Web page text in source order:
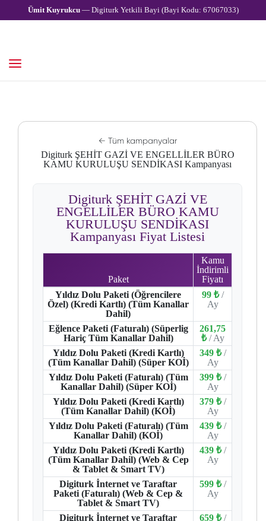
Ümit Kuyrukcu— Digiturk Yetkili Bayi (Bayi Kodu: 67067033)
← Tüm kampanyalar
Digiturk ŞEHİT GAZİ VE ENGELLİLER BÜRO
KAMU KURULUŞU SENDİKASI Kampanyası
Digiturk ŞEHİT GAZİ VE
ENGELLİLER BÜRO KAMU
KURULUŞU SENDİKASI
Kampanyası Fiyat Listesi
Paket
Kamu
İndirimli
Fiyatı
Yıldız Dolu Paketi (Öğrencilere
Özel) (Kredi Kartlı) (Tüm Kanallar
Dahil)
99 ₺ /
Ay
Eğlence Paketi (Faturalı) (Süperlig
Hariç Tüm Kanallar Dahil)
261,75
₺ / Ay
Yıldız Dolu Paketi (Kredi Kartlı)
(Tüm Kanallar Dahil) (Süper KOİ)
349 ₺ /
Ay
Yıldız Dolu Paketi (Faturalı) (Tüm
Kanallar Dahil) (Süper KOİ)
399 ₺ /
Ay
Yıldız Dolu Paketi (Kredi Kartlı)
(Tüm Kanallar Dahil) (KOİ)
379 ₺ /
Ay
Yıldız Dolu Paketi (Faturalı) (Tüm
Kanallar Dahil) (KOİ)
439 ₺ /
Ay
Yıldız Dolu Paketi (Kredi Kartlı)
(Tüm Kanallar Dahil) (Web & Cep
& Tablet & Smart TV)
439 ₺ /
Ay
Digiturk İnternet ve Taraftar
Paketi (Faturalı) (Web & Cep &
Tablet & Smart TV)
599 ₺ /
Ay
Digiturk İnternet ve Taraftar
659 ₺ /